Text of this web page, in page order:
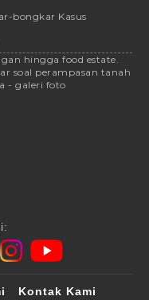
bongkar Kasus
hingga food estate.
soal perampasan tanah
- galeri foto
Kontak Kami